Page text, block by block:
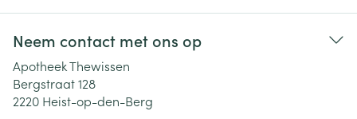
Neem contact met ons op
Apotheek Thewissen
Bergstraat 128
2220 Heist-op-den-Berg